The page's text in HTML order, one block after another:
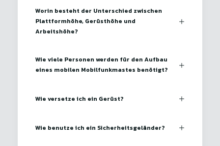
Worin besteht der Unterschied zwischen
Plattformhöhe, Gerüsthöhe und
Arbeitshöhe?
Wie viele Personen werden für den Aufbau
eines mobilen Mobilfunkmastes benötigt?
Wie versetze ich ein Gerüst?
Wie benutze ich ein Sicherheitsgeländer?